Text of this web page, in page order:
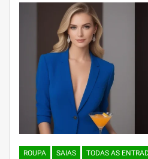
ROUPA SAIAS TODAS AS